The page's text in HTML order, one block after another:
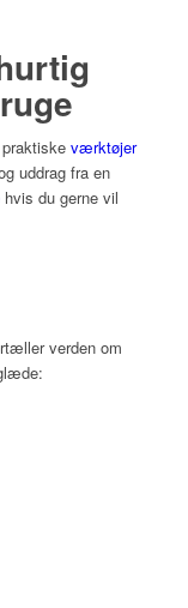
værktøjer
uddrag fra en
hvis du gerne vil
verden om